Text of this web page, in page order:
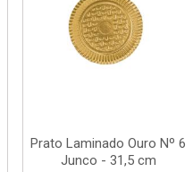
Prato Laminado Ouro Nº 6
Junco - 31,5 cm